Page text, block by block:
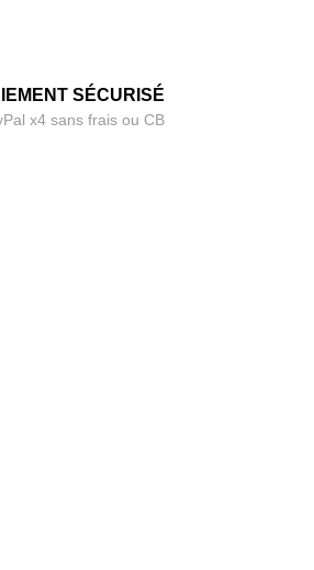
SÉCURISÉ
x4 sans frais ou CB